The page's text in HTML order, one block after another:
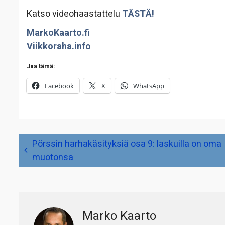
Katso videohaastattelu TÄSTÄ!
MarkoKaarto.fi
Viikkoraha.info
Jaa tämä:
Facebook X WhatsApp
Artikkelien
selausPörssin harhakäsityksiä osa 9: laskuilla on oma
muotonsa
Marko Kaarto